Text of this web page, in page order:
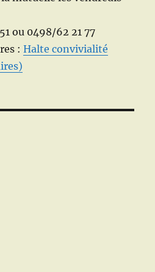
ou 0498/62 21 77
:Halte convivialité